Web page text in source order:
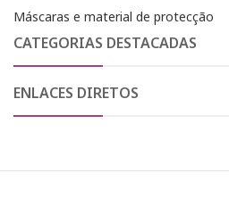
Máscaras e material de protecção
CATEGORIAS DESTACADAS
ENLACES DIRETOS